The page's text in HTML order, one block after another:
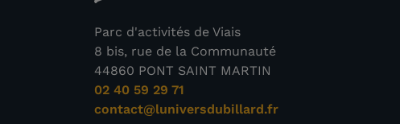
Parc d'activités de Viais
8 bis, rue de la Communauté
44860 PONT SAINT MARTIN
02 40 59 29 71
contact@luniversdubillard.fr